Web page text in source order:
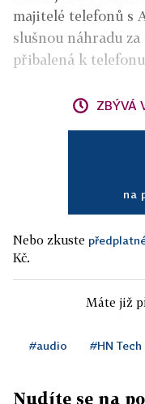
majitelé telefonů s
slušnou náhradu
přibalená k
ZBÝVÁ
na
Nebo zkuste
Kč.
Máte již
#audio #HN
Nudíte se na